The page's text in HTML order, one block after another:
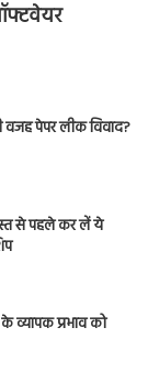
पेपर लीक विवाद?
से पहले कर लें ये
के व्यापक प्रभाव को